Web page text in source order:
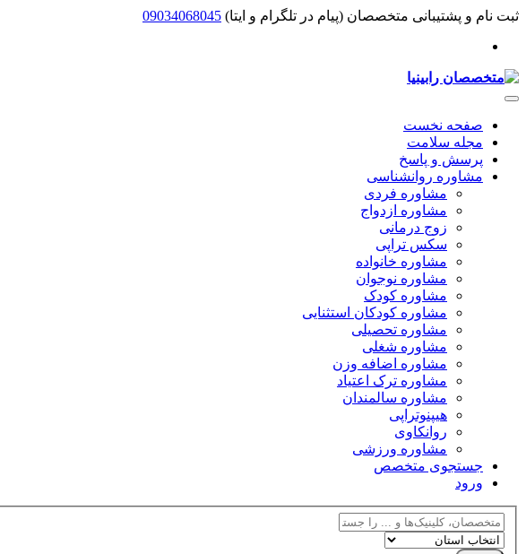
ثبت نام و پشتیبانی متخصصان (پیام در تلگرام و ایتا) 09034068045
صفحه نخست
مجله سلامت
پرسش و پاسخ
مشاوره روانشناسی
مشاوره فردی
مشاوره ازدواج
زوج درمانی
سکس تراپی
مشاوره خانواده
مشاوره نوجوان
مشاوره کودک
مشاوره کودکان استثنایی
مشاوره تحصیلی
مشاوره شغلی
مشاوره اضافه وزن
مشاوره ترک اعتیاد
مشاوره سالمندان
هیپنوتراپی
روانکاوی
مشاوره ورزشی
جستجوی متخصص
ورود